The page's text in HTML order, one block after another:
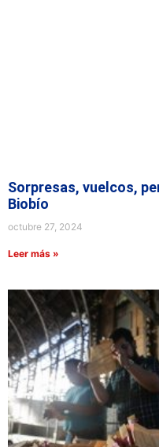
Sorpresas, vuelcos,
Biobío
octubre 27, 2024
Leer más »